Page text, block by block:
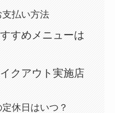
払い方法
すめメニューは
クアウト実施店
休日はいつ？